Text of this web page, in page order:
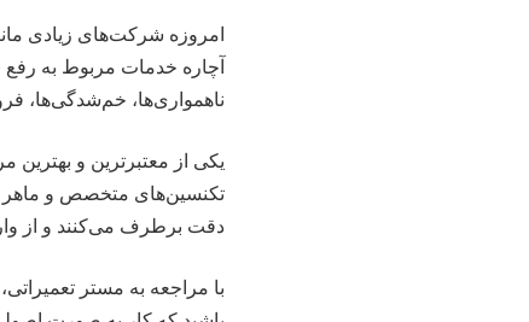
امروزه شرکت‌های زیادی
آچاره خدمات مربوط به
ناهمواری‌ها، خم‌شدگی‌ها،
یکی از معتبرترین و بهترین
تکنسین‌های متخصص و ماهر
دقت برطرف می‌کنند و از
با مراجعه به مستر